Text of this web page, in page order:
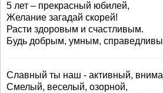
5 лет – прекрасный юбилей,
Желание загадай скорей!
Расти здоровым и счастливым.
Будь добрым, умным,
Славный ты наш - активный,
Смелый, веселый, озорной,